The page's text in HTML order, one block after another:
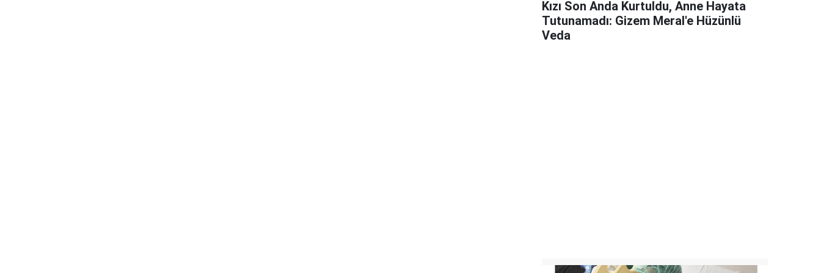
Kızı Son Anda Kurtuldu, Anne Hayata
Tutunamadı: Gizem Meral'e Hüzünlü
Veda